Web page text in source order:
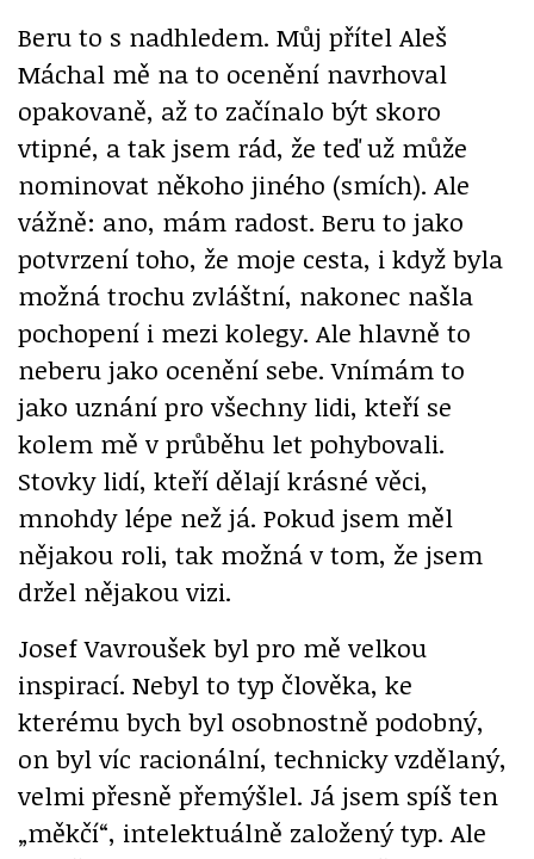
Beru to s nadhledem. Můj přítel Aleš
Máchal mě na to ocenění navrhoval
opakovaně, až to začínalo být skoro
vtipné, a tak jsem rád, že teď už může
nominovat někoho jiného (smích). Ale
vážně: ano, mám radost. Beru to jako
potvrzení toho, že moje cesta, i když byla
možná trochu zvláštní, nakonec našla
pochopení i mezi kolegy. Ale hlavně to
neberu jako ocenění sebe. Vnímám to
jako uznání pro všechny lidi, kteří se
kolem mě v průběhu let pohybovali.
Stovky lidí, kteří dělají krásné věci,
mnohdy lépe než já. Pokud jsem měl
nějakou roli, tak možná v tom, že jsem
držel nějakou vizi.
Josef Vavroušek byl pro mě velkou
inspirací. Nebyl to typ člověka, ke
kterému bych byl osobnostně podobný,
on byl víc racionální, technicky vzdělaný,
velmi přesně přemýšlel. Já jsem spíš ten
„měkčí“, intelektuálně založený typ. Ale